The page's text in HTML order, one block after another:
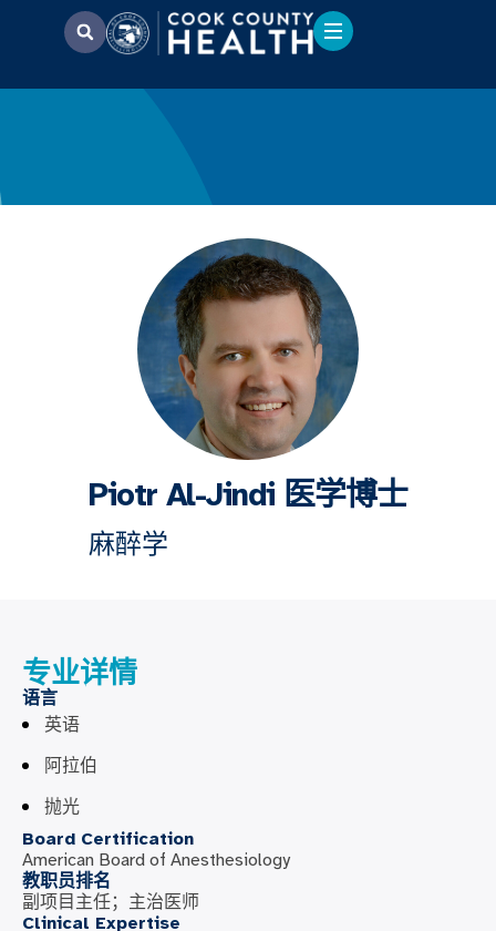
Piotr Al-Jindi 医学博士
麻醉学
专业详情
语言
英语
阿拉伯
抛光
Board Certification
American Board of Anesthesiology
教职员排名
副项目主任；主治医师
Clinical Expertise